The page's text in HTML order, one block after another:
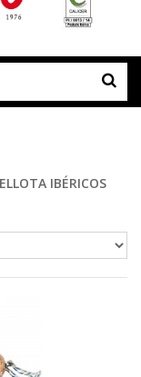
IBÉRICOS